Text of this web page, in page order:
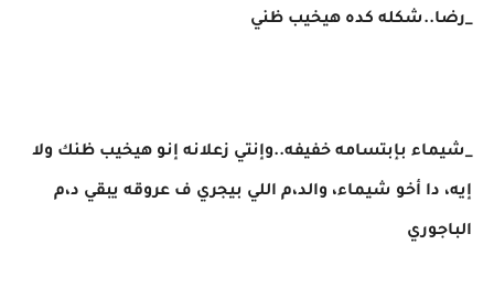
_رضا..شكله كده هيخيب ظني
_شيماء بإبتسامه خفيفه..وإنتي زعلانه إنو هيخيب ظنك ولا
إيه، دا أخو شيماء، والد،م اللي بيجري ف عروقه يبقي د،م
الباجوري